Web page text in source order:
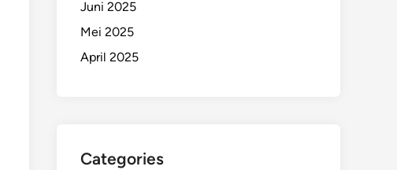
Juni 2025
Mei 2025
April 2025
Categories